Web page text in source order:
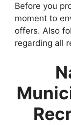
Before you
moment to
offers. Also
regarding all